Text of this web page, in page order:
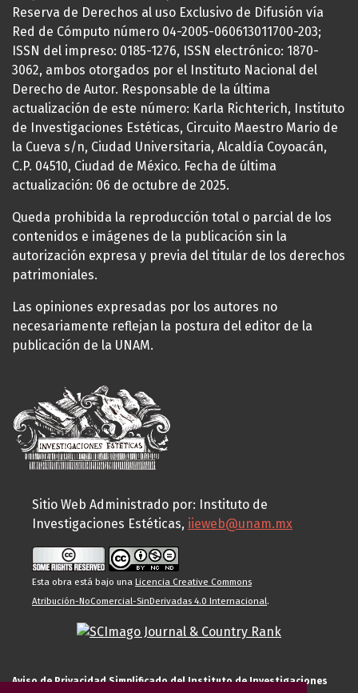
Reserva de Derechos al uso Exclusivo de Difusión vía
Red de Cómputo número 04-2005-060613011700-203;
ISSN del impreso: 0185-1276, ISSN electrónico: 1870-
3062, ambos otorgados por el Instituto Nacional del
Derecho de Autor. Responsable de la última
actualización de este número: Karla Richterich, Instituto
de Investigaciones Estéticas, Circuito Maestro Mario de
la Cueva s/n, Ciudad Universitaria, Alcaldía Coyoacán,
C.P. 04510, Ciudad de México. Fecha de última
actualización: 06 de octubre de 2025.
Queda prohibida la reproducción total o parcial de los
contenidos e imágenes de la publicación sin la
autorización expresa y previa del titular de los derechos
patrimoniales.
Las opiniones expresadas por los autores no
necesariamente reflejan la postura del editor de la
publicación de la UNAM.
Sitio Web Administrado por: Instituto de
Investigaciones Estéticas, iieweb@unam.mx
Esta obra está bajo una Licencia Creative Commons
Atribución-NoComercial-SinDerivadas 4.0 Internacional.
Aviso de Privacidad Simplificado del Instituto de Investigaciones